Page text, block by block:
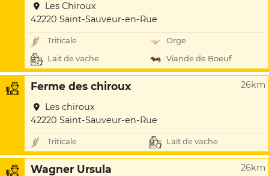
Les Chiroux
42220 Saint-Sauveur-en-Rue
Triticale
Orge
Lait de vache
Viande de Boeuf
Ferme des chiroux 26km
Les chiroux
42220 Saint-Sauveur-en-Rue
Triticale Lait de vache
Wagner Ursula 26km